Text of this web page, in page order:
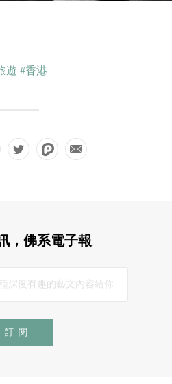
遊 #香港
，佛系電子報
訂閱